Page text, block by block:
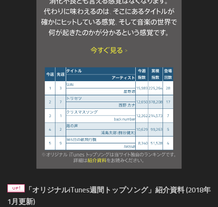
「オリジナルiTunes週間トップソング」紹介資料 (2018年
1月更新)